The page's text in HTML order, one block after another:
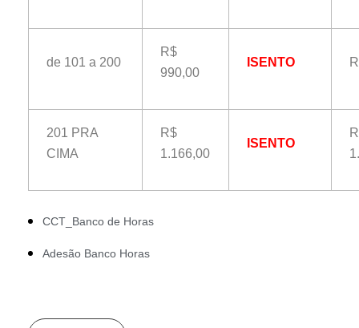
de 101 a 200
R$
990,00
ISENTO
201 PRA
CIMA
R$
1.166,00
ISENTO
CCT_Banco de Horas
Adesão Banco Horas